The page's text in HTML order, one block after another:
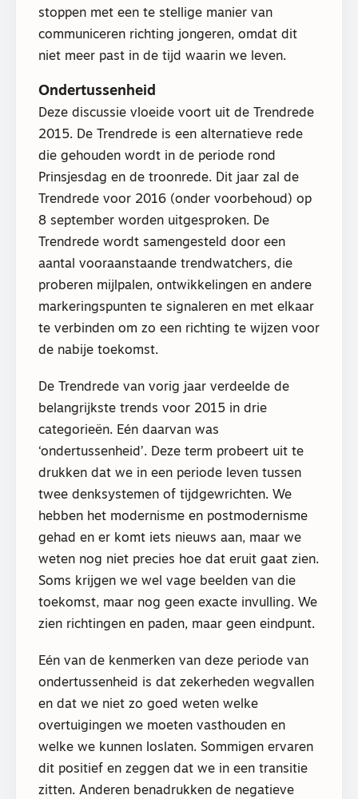
stoppen met een te stellige manier van
communiceren richting jongeren, omdat dit
niet meer past in de tijd waarin we leven.
Ondertussenheid
Deze discussie vloeide voort uit de Trendrede
2015. De Trendrede is een alternatieve rede
die gehouden wordt in de periode rond
Prinsjesdag en de troonrede. Dit jaar zal de
Trendrede voor 2016 (onder voorbehoud) op
8 september worden uitgesproken. De
Trendrede wordt samengesteld door een
aantal vooraanstaande trendwatchers, die
proberen mijlpalen, ontwikkelingen en andere
markeringspunten te signaleren en met elkaar
te verbinden om zo een richting te wijzen voor
de nabije toekomst.
De Trendrede van vorig jaar verdeelde de
belangrijkste trends voor 2015 in drie
categorieën. Eén daarvan was
‘ondertussenheid’. Deze term probeert uit te
drukken dat we in een periode leven tussen
twee denksystemen of tijdgewrichten. We
hebben het modernisme en postmodernisme
gehad en er komt iets nieuws aan, maar we
weten nog niet precies hoe dat eruit gaat zien.
Soms krijgen we wel vage beelden van die
toekomst, maar nog geen exacte invulling. We
zien richtingen en paden, maar geen eindpunt.
Eén van de kenmerken van deze periode van
ondertussenheid is dat zekerheden wegvallen
en dat we niet zo goed weten welke
overtuigingen we moeten vasthouden en
welke we kunnen loslaten. Sommigen ervaren
dit positief en zeggen dat we in een transitie
zitten. Anderen benadrukken de negatieve